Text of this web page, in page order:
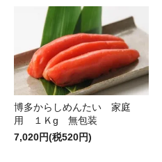
博多からしめんたい 家庭
用 １Ｋg 無包装
7,020円(税520円)